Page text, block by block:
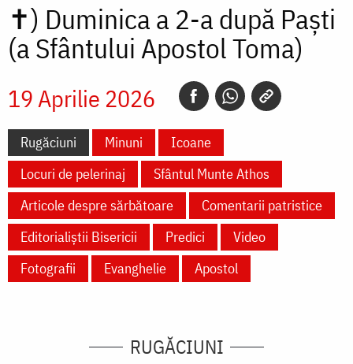
✝) Duminica a 2-a după Paști
(a Sfântului Apostol Toma)
19 Aprilie 2026
Rugăciuni Minuni
Icoane
Locuri de pelerinaj
Sfântul Munte Athos
Articole despre sărbătoare
Comentarii patristice
Editorialiștii Bisericii
Predici
Video
Fotografii
Evanghelie Apostol
RUGĂCIUNI